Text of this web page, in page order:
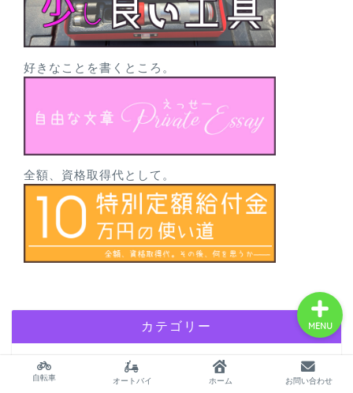
好きなことを書くところ。
全額、資格取得代として。
カテゴリー
自転車 138
自転車 オートバイ ホーム お問い合わせ
MENU
プロフィール
北海道自転車の旅～海岸
線一周3000km物語～